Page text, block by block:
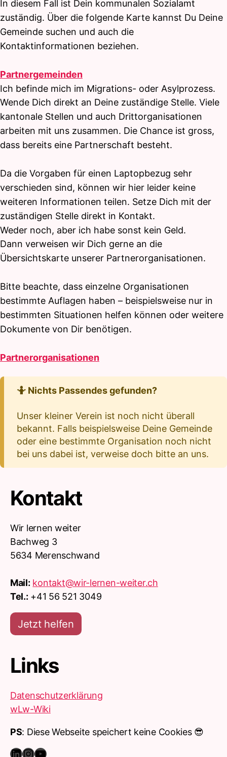
In diesem Fall ist Dein kommunalen Sozialamt
zuständig. Über die folgende Karte kannst Du Deine
Gemeinde suchen und auch die
Kontaktinformationen beziehen.
Partnergemeinden
Ich befinde mich im Migrations- oder Asylprozess.
Wende Dich direkt an Deine zuständige Stelle. Viele
kantonale Stellen und auch Drittorganisationen
arbeiten mit uns zusammen. Die Chance ist gross,
dass bereits eine Partnerschaft besteht.
Da die Vorgaben für einen Laptopbezug sehr
verschieden sind, können wir hier leider keine
weiteren Informationen teilen. Setze Dich mit der
zuständigen Stelle direkt in Kontakt.
Weder noch, aber ich habe sonst kein Geld.
Dann verweisen wir Dich gerne an die
Übersichtskarte unserer Partnerorganisationen.
Bitte beachte, dass einzelne Organisationen
bestimmte Auflagen haben – beispielsweise nur in
bestimmten Situationen helfen können oder weitere
Dokumente von Dir benötigen.
Partnerorganisationen
🤷 Nichts Passendes gefunden?
Unser kleiner Verein ist noch nicht überall
bekannt. Falls beispielsweise Deine Gemeinde
oder eine bestimmte Organisation noch nicht
bei uns dabei ist, verweise doch bitte an uns.
Kontakt
Wir lernen weiter
Bachweg 3
5634 Merenschwand
Mail: kontakt@wir-lernen-weiter.ch
Tel.: +41 56 521 3049
Jetzt helfen
Links
Datenschutzerklärung
wLw-Wiki
PS: Diese Webseite speichert keine Cookies 😎
LinkedIn
Instagram
YouTube